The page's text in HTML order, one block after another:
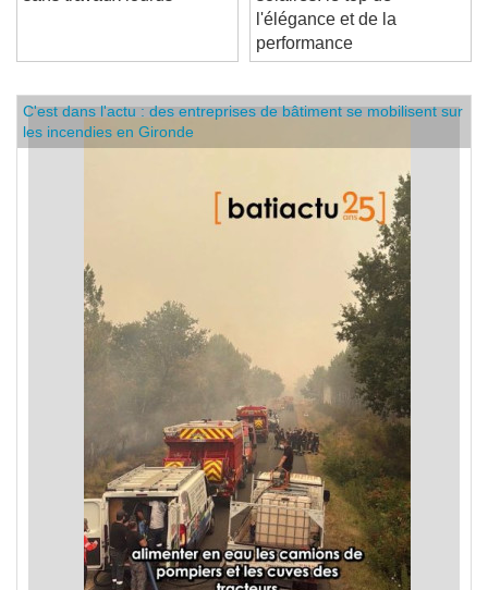
solaires: le top de
l'élégance et de la
performance
C'est dans l'actu : des entreprises de bâtiment se mobilisent sur
les incendies en Gironde